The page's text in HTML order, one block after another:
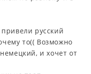
русский
то(( Возможно
и хочет от